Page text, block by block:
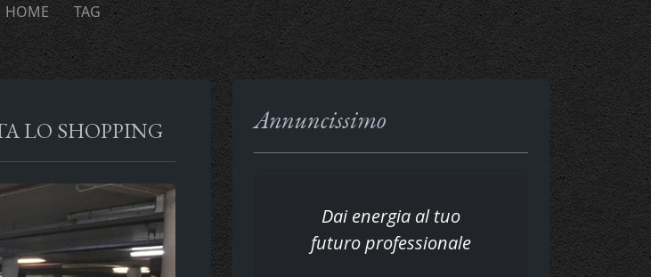
HOME TAG
LO SHOPPING Annuncissimo
Dai energia al tuo
futuro professionale